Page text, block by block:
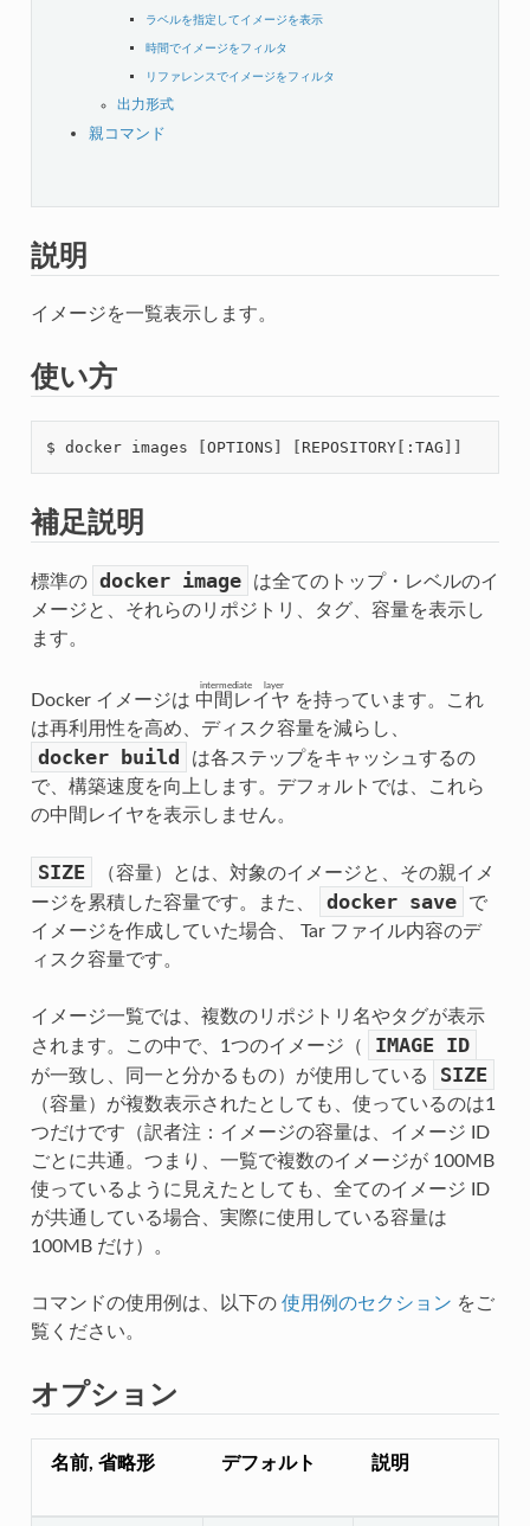
ラベルを指定してイメージを表示
時間でイメージをフィルタ
リファレンスでイメージをフィルタ
出力形式
親コマンド
説明
イメージを一覧表示します。
使い方
$ docker images OPTIONS REPOSITORY[ :TAG
補足説明
標準の docker image
は全てのトップ・レベルのイ
メージと、それらのリポジトリ、タグ、容量を表示し
ます。
Docker イメージは 中間レイヤ
intermediate layer
を持っています。これ
は再利用性を高め、ディスク容量を減らし、
docker build
は各ステップをキャッシュするの
で、構築速度を向上します。デフォルトでは、これら
の中間レイヤを表示しません。
SIZE
（容量）とは、対象のイメージと、その親イメ
ージを累積した容量です。また、
docker save
で
イメージを作成していた場合、 Tar ファイル内容のデ
ィスク容量です。
イメージ一覧では、複数のリポジトリ名やタグが表示
されます。この中で、1つのイメージ（
IMAGE ID
が一致し、同一と分かるもの）が使用している SIZE
（容量）が複数表示されたとしても、使っているのは1
つだけです（訳者注：イメージの容量は、イメージ ID
ごとに共通。つまり、一覧で複数のイメージが 100MB
使っているように見えたとしても、全てのイメージ ID
が共通している場合、実際に使用している容量は
100MB だけ）。
コマンドの使用例は、以下の 使用例のセクション をご
覧ください。
オプション
名前, 省略形 デフォルト 説明